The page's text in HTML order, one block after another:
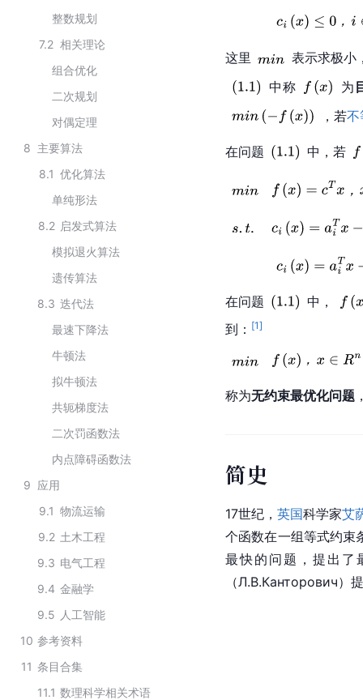
整数规划
7.2 相关理论
组合优化
二次规划
对偶定理
8 主要算法
8.1 优化算法
单纯形法
8.2 启发式算法
模拟退火算法
遗传算法
8.3 迭代法
最速下降法
牛顿法
拟牛顿法
共轭梯度法
二次罚函数法
内点障碍函数法
9 应用
9.1 物流运输
9.2 土木工程
9.3 电气工程
9.4 金融学
9.5 人工智能
10 参考资料
11 条目合集
11.1 数理科学相关术语
这里
表示求极小
中称
为
，若不
在问题 中，若
在问题
中，
到： [1]
称为无约束最优化问题
简史
17世纪，英国科学家艾
个函数在一组等式约束
最快的问题，提出了
（Л.В.Канторович）